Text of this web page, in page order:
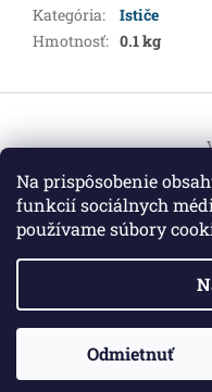
Na prispôsobenie
funkcií sociálnych
používame súbory
Odmietnuť
ZO ZDRAVOTNÝCH
Kategória:
Ističe
Hmotnosť: 0.1 kg
p
Copyright 2026HEMI
Upraviť
|Certifikáty|